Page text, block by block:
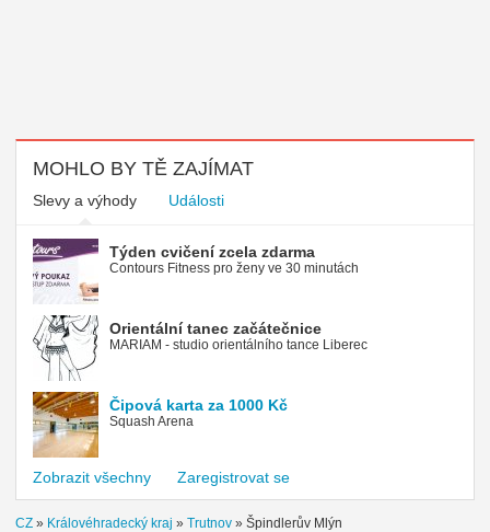
MOHLO BY TĚ ZAJÍMAT
Slevy a výhody Události
Týden cvičení zcela zdarma
Contours Fitness pro ženy ve 30 minutách
Orientální tanec začátečnice
MARIAM - studio orientálního tance Liberec
Čipová karta za 1000 Kč
Squash Arena
Zobrazit všechny Zaregistrovat se
CZ » Královéhradecký kraj » Trutnov » Špindlerův Mlýn